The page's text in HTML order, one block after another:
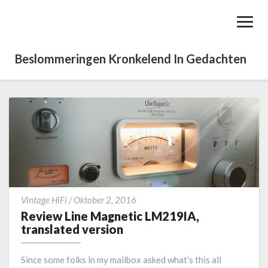
Beslommeringen Kronkelend In Gedachten
Vintage HiFi /Oktober 2, 2016
e
w
Review Line Magnetic LM219IA,
translated version
Since some folks in my mailbox asked what’s this all